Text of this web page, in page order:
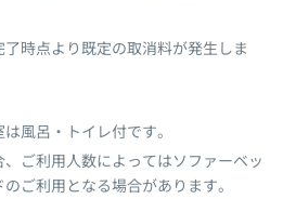
時点より既定の取消料が発生しま
風呂・トイレ付です。
ご利用人数によってはソファーベッ
ご利用となる場合があります。